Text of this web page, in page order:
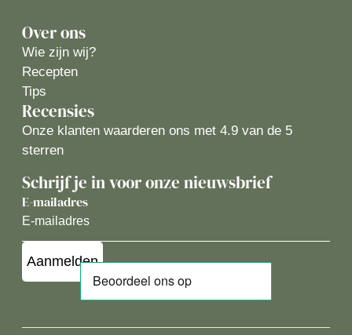
Over ons
Wie zijn wij?
Recepten
Tips
Recensies
Onze klanten waarderen ons met 4.9 van de 5
sterren
Schrijf je in voor onze nieuwsbrief
E-mailadres